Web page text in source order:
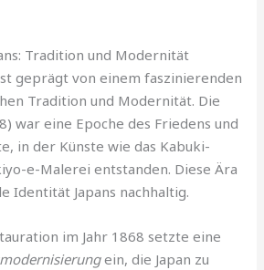
Tradition und Modernität
geprägt von einem faszinierenden
Tradition und Modernität. Die
war eine Epoche des Friedens und
in der Künste wie das Kabuki-
e-Malerei entstanden. Diese Ära
Identität Japans nachhaltig.
im Jahr 1868 setzte eine
ein, die Japan zu